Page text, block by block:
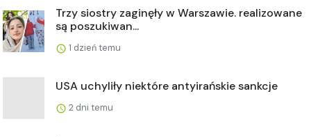
Trzy siostry zaginęły w Warszawie. realizowane
są poszukiwan...
1 dzień temu
USA uchyliły niektóre antyirańskie sankcje
2 dni temu